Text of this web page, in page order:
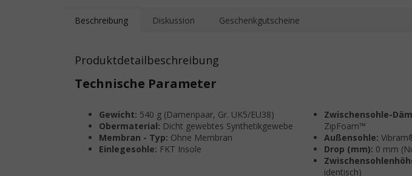
Beschreibung Diskussion Geschenkgutscheine
Produktdetailbeschreibung
Technische Parameter
Gewicht: 540 g (Damenpaar, Gr. UK5/EU38)
Obermaterial: Dicht gewebtes Synthetikgewebe
Membran - Typ: Ohne Membran
Einlegesohle: FKT Insole
Zwischensohle-
ZipFoam™
Außensohle:
Drop (mm): 0 mm
identisch)